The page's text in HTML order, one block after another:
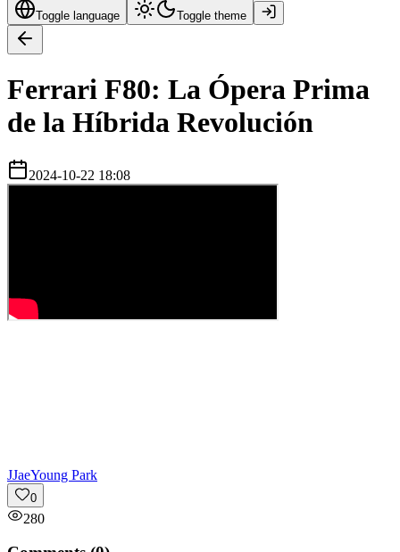
Toggle language Toggle theme
Ferrari F80: La Ópera Prima
de la Híbrida Revolución
2024-10-22 18:08
JJaeYoung Park
0
280